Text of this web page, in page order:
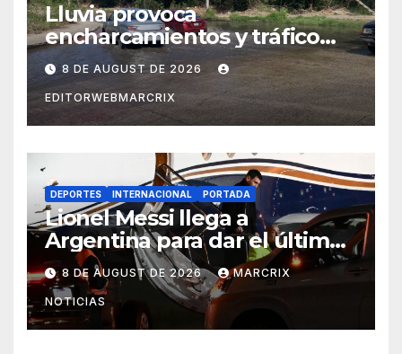
Lluvia provoca
encharcamientos y tráfico
lento en Cancún
8 DE AUGUST DE 2026
EDITORWEBMARCRIX
DEPORTES INTERNACIONAL PORTADA
Lionel Messi llega a
Argentina para dar el último
adiós a su padre
8 DE AUGUST DE 2026 MARCRIX
NOTICIAS